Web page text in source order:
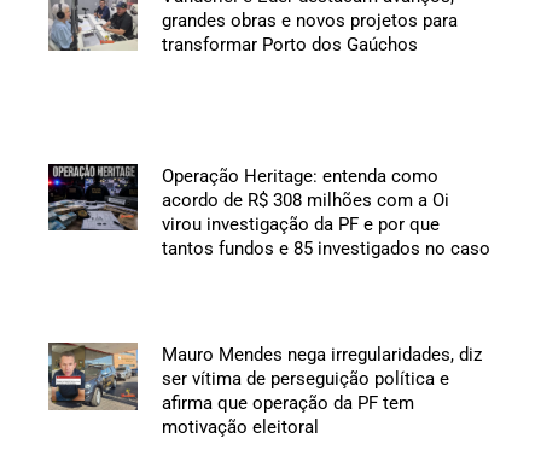
grandes obras e novos projetos para
transformar Porto dos Gaúchos
Operação Heritage: entenda como
acordo de R$ 308 milhões com a Oi
virou investigação da PF e por que
tantos fundos e 85 investigados no caso
Mauro Mendes nega irregularidades, diz
ser vítima de perseguição política e
afirma que operação da PF tem
motivação eleitoral